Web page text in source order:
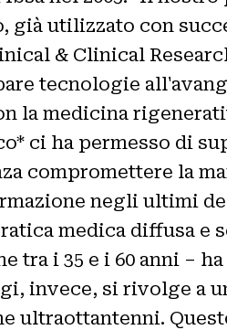
già utilizzato con
& Clinical
tecnologie
la medicina
ci ha permesso di
compromettere la
negli ultimi
medica diffusa e
tra i 35 e i 60 anni –
invece, si rivolge a
ultraottantenni.